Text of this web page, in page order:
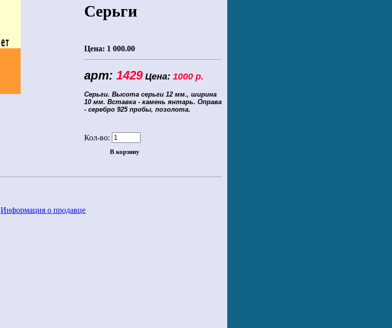
Серьги
Цена: 1 000.00
арт: 1429Цена: 1000 р.
Серьги. Высота серьги 12 мм., ширина
10 мм. Вставка - камень янтарь. Оправа
- серебро 925 пробы, позолота.
Кол-во:
Информация о продавце